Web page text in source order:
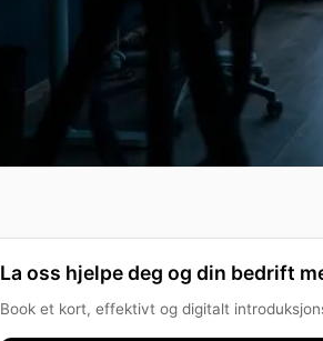
La oss hjelpe deg og din bedrift
Book et kort, effektivt og digitalt